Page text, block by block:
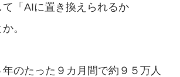
て「AIに置き換えられるか
。
のたった９カ月間で約９５万人